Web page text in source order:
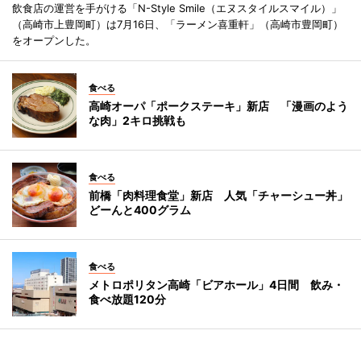
飲食店の運営を手がける「N-Style Smile（エヌスタイルスマイル）」
（高崎市上豊岡町）は7月16日、「ラーメン喜重軒」（高崎市豊岡町）
をオープンした。
食べる
高崎オーパ「ポークステーキ」新店 「漫画のよう
な肉」2キロ挑戦も
食べる
前橋「肉料理食堂」新店 人気「チャーシュー丼」
どーんと400グラム
食べる
メトロポリタン高崎「ビアホール」4日間 飲み・
食べ放題120分